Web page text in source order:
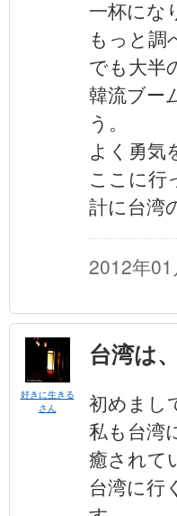
一杯にな
もっと調
でも大半
韓流ブー
う。
よく勇気
ここに行
計に台湾
2012年
好きに生きる
さん
台湾は
初めまし
私も台湾
癒されて
台湾に行